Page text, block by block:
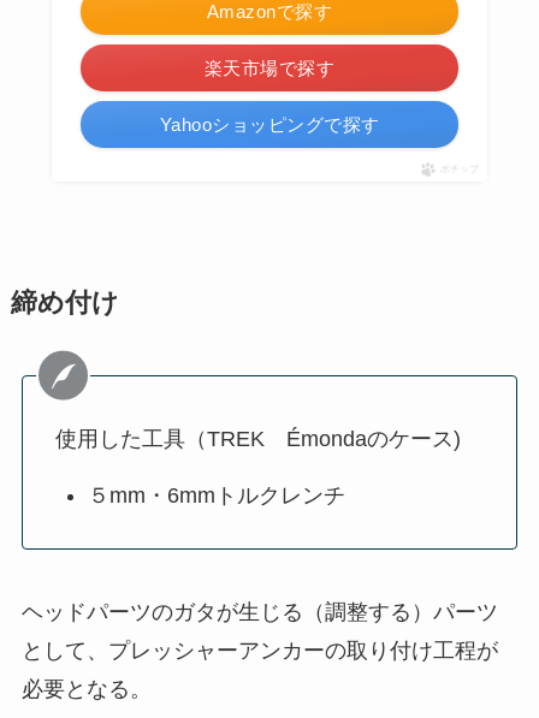
Amazonで探す
楽天市場で探す
Yahooショッピングで探す
ポチップ
締め付け
使用した工具（TREK Émondaのケース)
５mm・6mmトルクレンチ
ヘッドパーツのガタが生じる（調整する）パーツ
として、プレッシャーアンカーの取り付け工程が
必要となる。